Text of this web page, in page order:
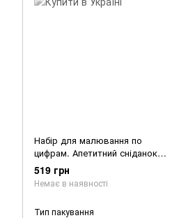
Набір для малювання по
цифрам. Апетитний сніданок
40 х 50 см
519 грн
Немає в наявності
Тип пакування